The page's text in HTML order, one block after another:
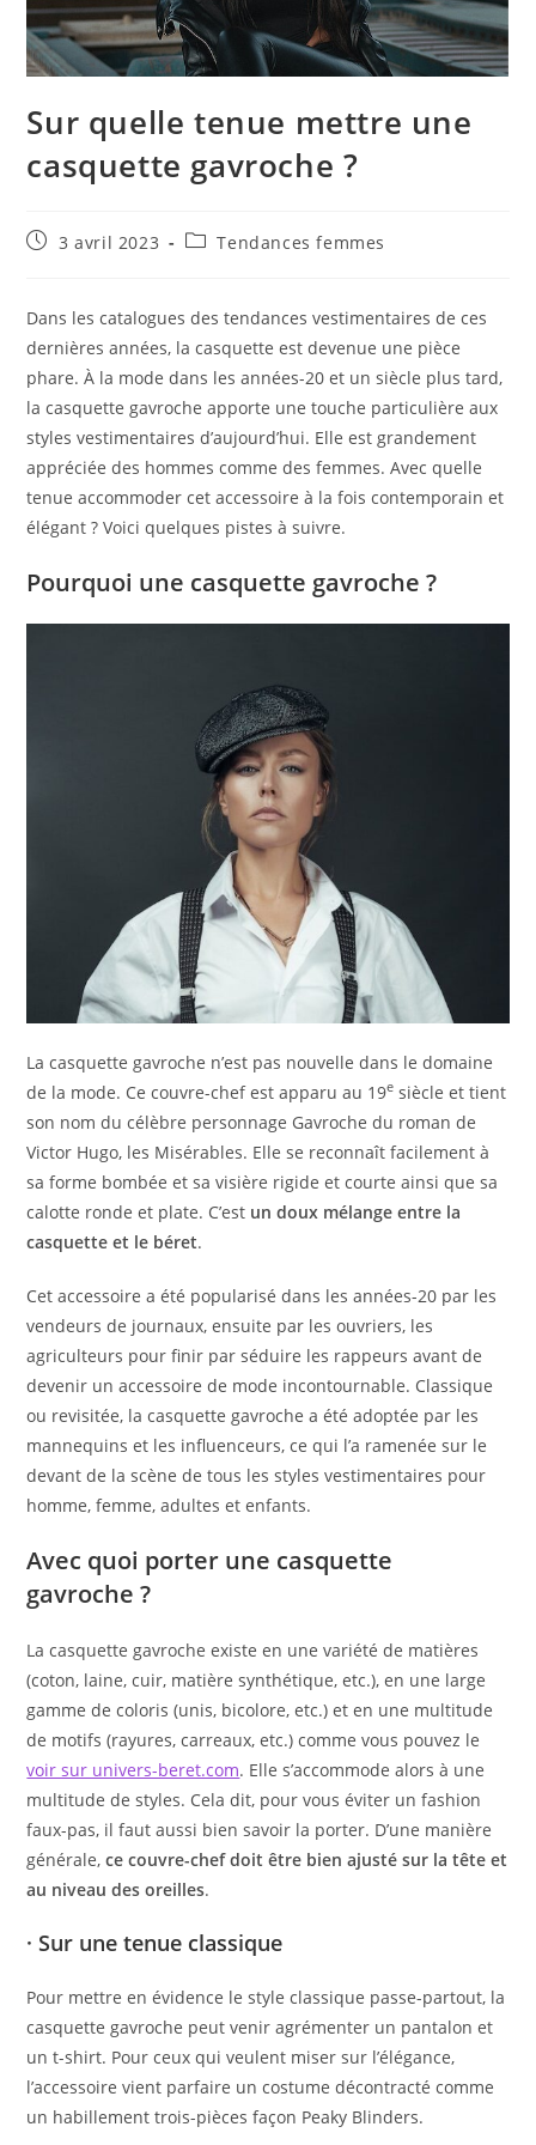
Sur quelle tenue mettre une
casquette gavroche ?
Publication
3 avril 2023
PostTendances femmes
Dans les catalogues des tendances vestimentaires de ces
dernières années, la casquette est devenue une pièce
phare. À la mode dans les années-20 et un siècle plus tard,
la casquette gavroche apporte une touche particulière aux
styles vestimentaires d’aujourd’hui. Elle est grandement
appréciée des hommes comme des femmes. Avec quelle
tenue accommoder cet accessoire à la fois contemporain et
élégant ? Voici quelques pistes à suivre.
Pourquoi une casquette gavroche ?
La casquette gavroche n’est pas nouvelle dans le domaine
de la mode. Ce couvre-chef est apparu au 19e siècle et tient
son nom du célèbre personnage Gavroche du roman de
Victor Hugo, les Misérables. Elle se reconnaît facilement à
sa forme bombée et sa visière rigide et courte ainsi que sa
calotte ronde et plate. C’est un doux mélange entre la
casquette et le béret.
Cet accessoire a été popularisé dans les années-20 par les
vendeurs de journaux, ensuite par les ouvriers, les
agriculteurs pour finir par séduire les rappeurs avant de
devenir un accessoire de mode incontournable. Classique
ou revisitée, la casquette gavroche a été adoptée par les
mannequins et les influenceurs, ce qui l’a ramenée sur le
devant de la scène de tous les styles vestimentaires pour
homme, femme, adultes et enfants.
Avec quoi porter une casquette
gavroche ?
La casquette gavroche existe en une variété de matières
(coton, laine, cuir, matière synthétique, etc.), en une large
gamme de coloris (unis, bicolore, etc.) et en une multitude
de motifs (rayures, carreaux, etc.) comme vous pouvez le
voir sur univers-beret.com. Elle s’accommode alors à une
multitude de styles. Cela dit, pour vous éviter un fashion
faux-pas, il faut aussi bien savoir la porter. D’une manière
générale,ce couvre-chef doit être bien ajusté sur la tête et
au niveau des oreilles.
· Sur une tenue classique
Pour mettre en évidence le style classique passe-partout, la
casquette gavroche peut venir agrémenter un pantalon et
un t-shirt. Pour ceux qui veulent miser sur l’élégance,
l’accessoire vient parfaire un costume décontracté comme
un habillement trois-pièces façon Peaky Blinders.